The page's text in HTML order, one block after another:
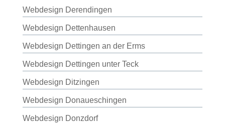
Webdesign Derendingen
Webdesign Dettenhausen
Webdesign Dettingen an der Erms
Webdesign Dettingen unter Teck
Webdesign Ditzingen
Webdesign Donaueschingen
Webdesign Donzdorf